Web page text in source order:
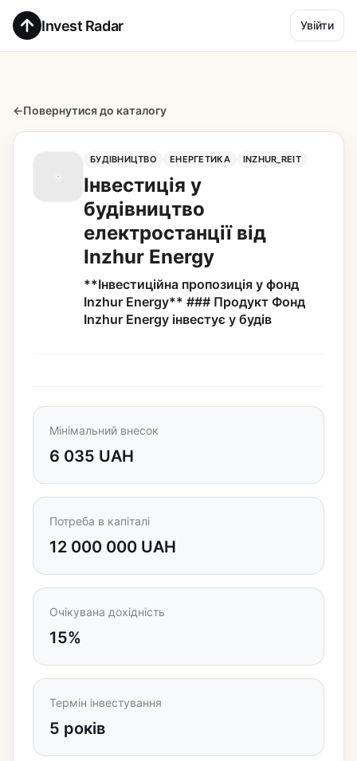
Invest Radar Увійти
←Повернутися до каталогу
БУДІВНИЦТВО ЕНЕРГЕТИКА INZHUR_REIT
Інвестиція у
будівництво
електростанції від
Inzhur Energy
**Інвестиційна пропозиція у фонд
Inzhur Energy** ### Продукт Фонд
Inzhur Energy інвестує у будів
Мінімальний внесок
6 035 UAH
Потреба в капіталі
12 000 000 UAH
Очікувана дохідність
15%
Термін інвестування
5 років